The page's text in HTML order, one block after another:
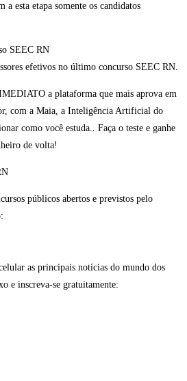
a esta etapa somente os candidatos
SEEC RN
efetivos no último concurso SEEC RN.
a plataforma que mais aprova em
com a Maia, a Inteligência Artificial do
como você estuda.. Faça o teste e ganhe
de volta!
públicos abertos e previstos pelo
as principais notícias do mundo dos
e inscreva-se gratuitamente: